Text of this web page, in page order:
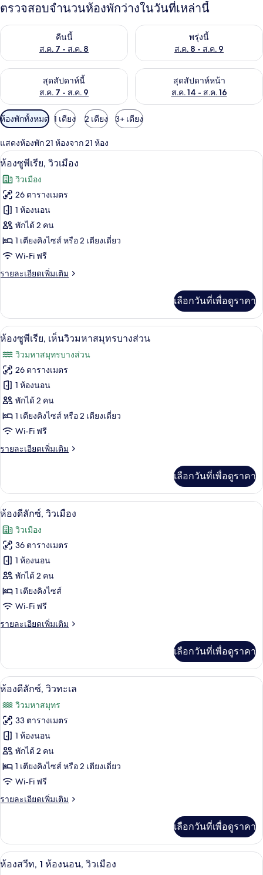
ตรวจสอบจำนวนห้องพักว่างในวันที่เหล่านี้
คืนนี้
ส.ค. 7 - ส.ค. 8
ตรวจสอบจำนวนห้องพักว่างในคืนนี้ ส.ค. 7 - ส.ค. 8พรุ่งนี้
ส.ค. 8 - ส.ค. 9
ตรวจสอบจำนวนห้องพักว่างใน
สุดสัปดาห์นี้
ส.ค. 7 - ส.ค. 9
ตรวจสอบจำนวนห้องพักว่างในสุดสัปดาห์นี้ ส.ค. 7 - ส.ค. 9
สุดสัปดาห์หน้า
ส.ค. 14 - ส.ค. 16
ตรวจสอบจำนวนห้องพักว่างใน
ตัว
กรอง
ที่
มี
ให้
สำหรับ
ห้อง
พัก
ห้องพักทั้งหมด 1 เตียง 2 เตียง 3+ เตียง
แสดงห้องพัก 21 ห้องจาก 21 ห้อง
เปิด
ภาพถ่าย
ทั้งหมด
ของ
ห้อง
ซู
พี
เรีย,
เมือง
ห้องซูพีเรีย, วิวเมือง | เครื่องนอนระดั
6
ห้องซูพีเรีย, วิวเมือง
วิวเมือง
26 ตารางเมตร
1 ห้องนอน
พักได้ 2 คน
1 เตียงคิงไซส์ หรือ 2 เตียงเดี่ยว
Wi-Fi ฟรี
รายละเอียดเพิ่มเติม
ราย
เกี่ยว
กับ
ห้อง
พี
เรีย,
วิว
เมือง
เลือกวันที่เพื่อดูราคา
เปิด
ภาพถ่าย
ทั้งหมด
ของ
ห้อง
ซู
พี
เรีย,
วิว
มหาสมุทร
บาง
ส่วน
ห้องซูพีเรีย, เห็นวิวมหาสมุทรบางส่วน
7
ห้องซูพีเรีย, เห็นวิวมหาสมุทรบางส่วน
วิวมหาสมุทรบางส่วน
26 ตารางเมตร
1 ห้องนอน
พักได้ 2 คน
1 เตียงคิงไซส์ หรือ 2 เตียงเดี่ยว
Wi-Fi ฟรี
รายละเอียดเพิ่มเติม
ราย
เกี่ยว
กับ
ห้อง
พี
เรีย,
เห็น
วิว
มหาสมุทร
บาง
ส่วน
เลือกวันที่เพื่อดูราคา
เปิด
ภาพถ่าย
ทั้งหมด
ของ
ห้อง
ดี
ลัก
ซ์,
เมือง
ห้องดีลักซ์, วิวเมือง | เครื่องนอนระดับ
6
ห้องดีลักซ์, วิวเมือง
วิวเมือง
36 ตารางเมตร
1 ห้องนอน
พักได้ 2 คน
1 เตียงคิงไซส์
Wi-Fi ฟรี
รายละเอียดเพิ่มเติม
ราย
เกี่ยว
กับ
ห้อง
ลัก
ซ์,
วิว
เมือง
เลือกวันที่เพื่อดูราคา
เปิด
ภาพถ่าย
ทั้งหมด
ของ
ห้อง
ดี
ลัก
ซ์,
ทะเล
เครื่องนอนระดับพรีเมียม, มินิบาร์, ตู้นิ
6
ห้องดีลักซ์, วิวทะเล
วิวมหาสมุทร
33 ตารางเมตร
1 ห้องนอน
พักได้ 2 คน
1 เตียงคิงไซส์ หรือ 2 เตียงเดี่ยว
Wi-Fi ฟรี
รายละเอียดเพิ่มเติม
ราย
เกี่ยว
กับ
ห้อง
เลือกวันที่เพื่อดูราคา
เปิด
ห้องสวีท, 1 ห้องนอน, วิวเมือง | เครื่อ
4
ห้องสวีท, 1 ห้องนอน, วิวเมือง